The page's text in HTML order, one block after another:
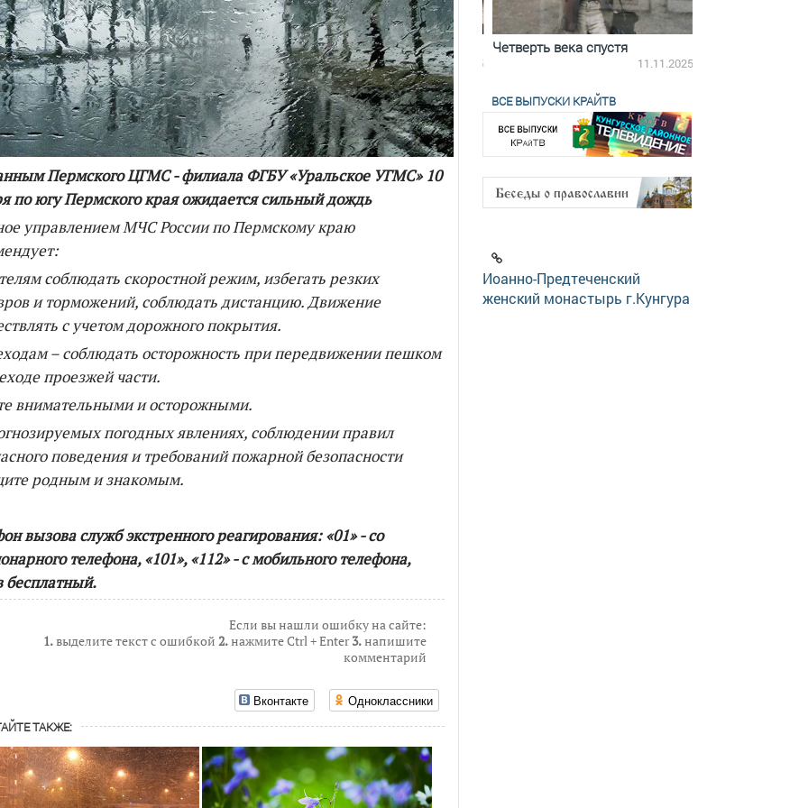
Пермского ЦГМС - филиала ФГБУ «Уральское УГМС» 10
по югу Пермского края ожидается сильный дождь
управлением МЧС России по Пермскому краю
соблюдать скоростной режим, избегать резких
и торможений, соблюдать дистанцию. Движение
с учетом дорожного покрытия.
– соблюдать осторожность при передвижении пешком
проезжей части.
внимательными и осторожными.
погодных явлениях, соблюдении правил
поведения и требований пожарной безопасности
родным и знакомым.
вызова служб экстренного реагирования: «01» - со
телефона, «101», «112» - с мобильного телефона,
бесплатный.
Если вы нашли ошибку на сайте:
1.выделите текст с ошибкой 2.нажмите Ctrl + Enter3.напишите
комментарий
Вконтакте Одноклассники
ТАКЖЕ:
По итогам первой пятилетки
18.12.2025
Четверть века спустя
11.11.2025
ВСЕ ВЫПУСКИ КРАЙТВ
Иоанно-Предтеченский
женский монастырь г.Кунгура